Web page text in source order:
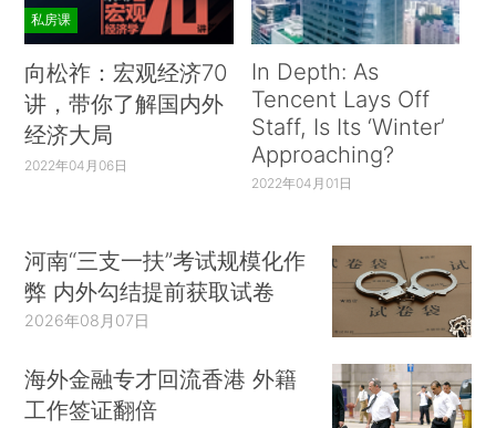
私房课
向松祚：宏观经济70
讲，带你了解国内外
经济大局
2022年04月06日
In Depth: As
Tencent Lays Off
Staff, Is Its ‘Winter’
Approaching?
2022年04月01日
河南“三支一扶”考试规模化作
弊 内外勾结提前获取试卷
2026年08月07日
海外金融专才回流香港 外籍
工作签证翻倍